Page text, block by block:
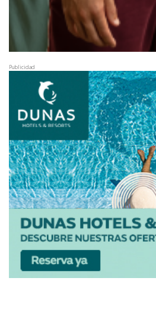
Publicidad